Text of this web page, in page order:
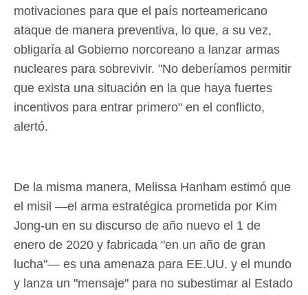
motivaciones para que el país norteamericano
ataque de manera preventiva, lo que, a su vez,
obligaría al Gobierno norcoreano a lanzar armas
nucleares para sobrevivir. "No deberíamos permitir
que exista una situación en la que haya fuertes
incentivos para entrar primero" en el conflicto,
alertó.
De la misma manera, Melissa Hanham estimó que
el misil —el arma estratégica prometida por Kim
Jong-un en su discurso de año nuevo el 1 de
enero de 2020 y fabricada "en un año de gran
lucha"— es una amenaza para EE.UU. y el mundo
y lanza un "mensaje" para no subestimar al Estado